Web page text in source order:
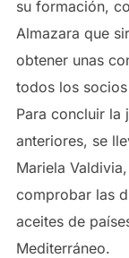
su formación,
Almazara que
obtener unas
todos los
Para concluir la
anteriores, se
Mariela
comprobar las
aceites de
Mediterráneo.